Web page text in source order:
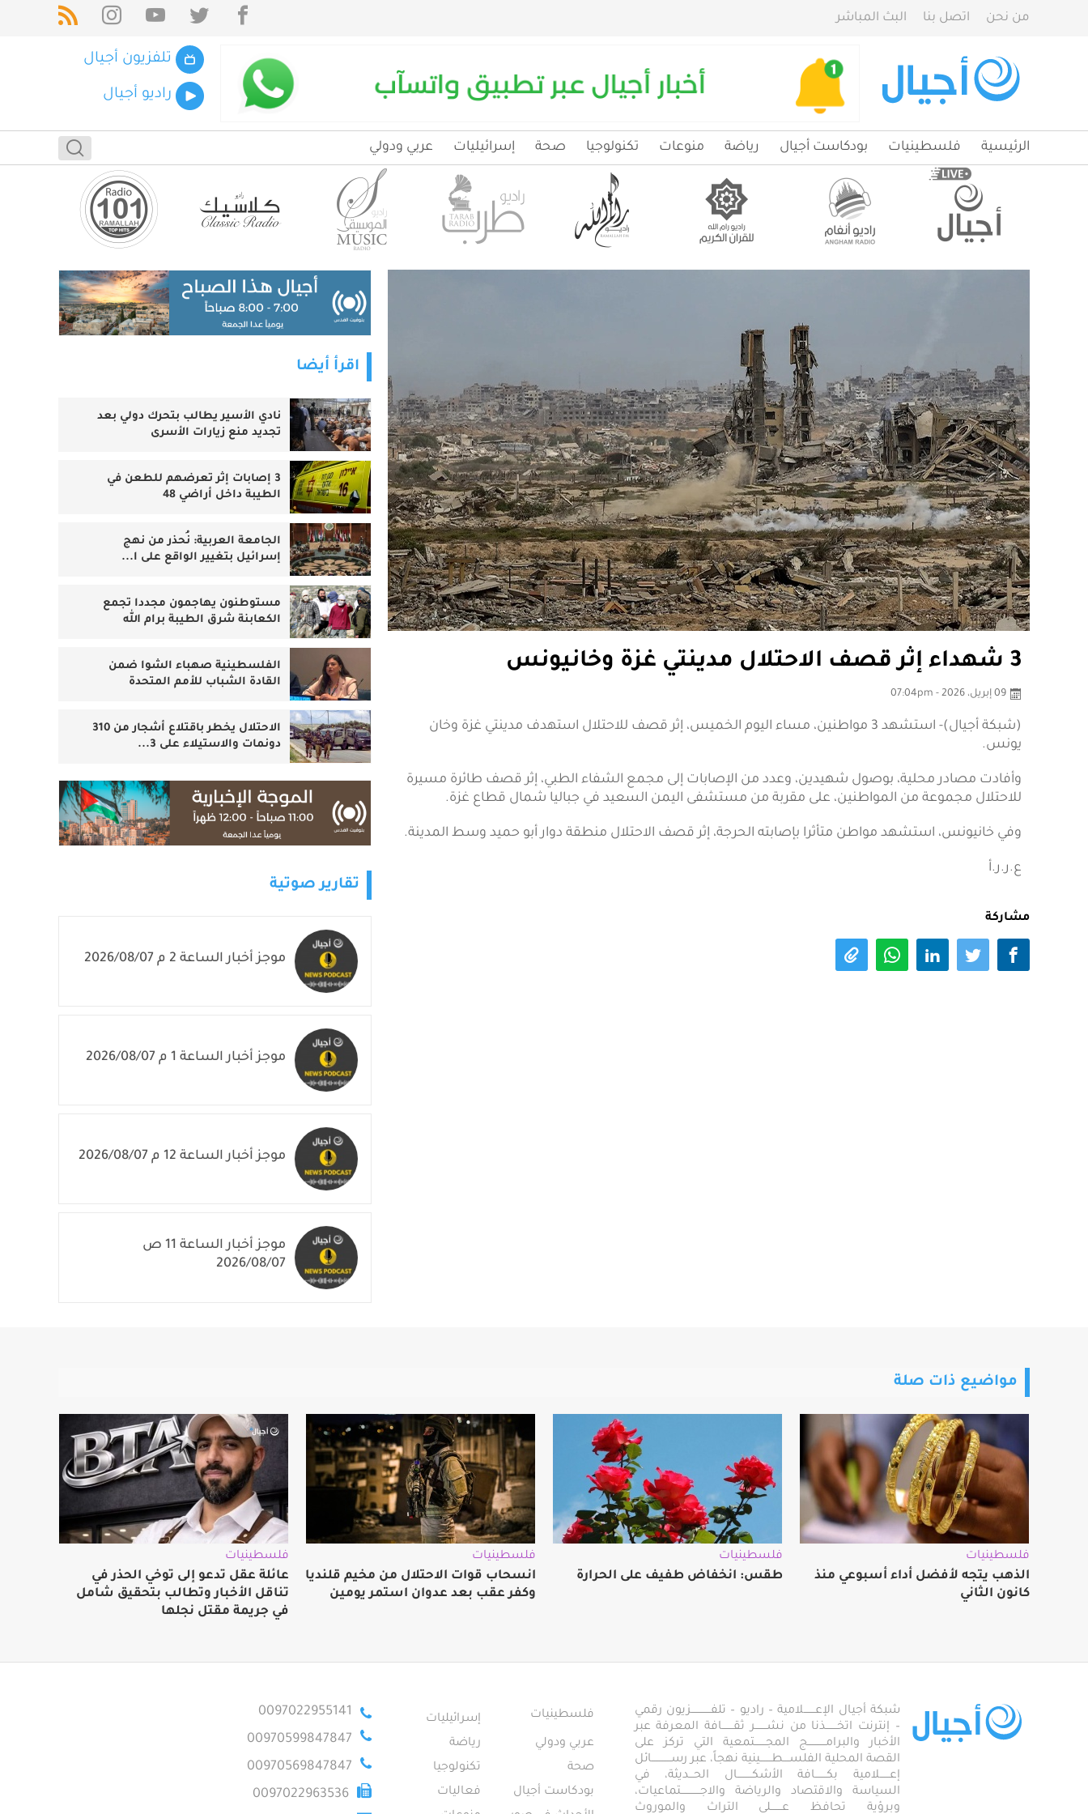
من نحن اتصل بنا البث المباشر
تلفزيون أجيال
راديو أجيال
الرئيسية فلسطينيات بودكاست أجيال رياضة منوعات تكنولوجيا صحة إسرائيليات عربي ودولي
3 شهداء إثر قصف الاحتلال مدينتي غزة وخانيونس
09 إبريل، 2026 - 07:04pm
(شبكة أجيال)- استشهد 3 مواطنين، مساء اليوم الخميس، إثر قصف للاحتلال استهدف مدينتي غزة وخان
يونس.
وأفادت مصادر محلية، بوصول شهيدين، وعدد من الإصابات إلى مجمع الشفاء الطبي، إثر قصف طائرة مسيرة
للاحتلال مجموعة من المواطنين، على مقربة من مستشفى اليمن السعيد في جباليا شمال قطاع غزة.
وفي خانيونس، استشهد مواطن متأثرا بإصابته الحرجة، إثر قصف الاحتلال منطقة دوار أبو حميد وسط المدينة.
ع.ر.ر.أ
مشاركة
اقرأ أيضا
نادي الأسير يطالب بتحرك دولي بعد
تجديد منع زيارات الأسرى
3 إصابات إثر تعرضهم للطعن في
الطيبة داخل أراضي 48
الجامعة العربية: نُحذر من نهج
إسرائيل بتغيير الواقع على ا...
مستوطنون يهاجمون مجددا تجمع
الكعابنة شرق الطيبة برام الله
الفلسطينية صهباء الشوا ضمن
القادة الشباب للأمم المتحدة
الاحتلال يخطر باقتلاع أشجار من 310
دونمات والاستيلاء على 3...
تقارير صوتية
موجز أخبار الساعة 2 م 2026/08/07
موجز أخبار الساعة 1 م 2026/08/07
موجز أخبار الساعة 12 م 2026/08/07
موجز أخبار الساعة 11 ص
2026/08/07
مواضيع ذات صلة
فلسطينيات
الذهب يتجه لأفضل أداء أسبوعي منذ
كانون الثاني
فلسطينيات
طقس: انخفاض طفيف على الحرارة
فلسطينيات
انسحاب قوات الاحتلال من مخيم قلنديا
وكفر عقب بعد عدوان استمر يومين
فلسطينيات
عائلة عقل تدعو إلى توخي الحذر في
تناقل الأخبار وتطالب بتحقيق شامل
في جريمة مقتل نجلها
شبكة أجيال الإعـــــــلامية – راديو – تلفــــــــــــزيون رقمي
– إنترنت اتخـــــــذنا من نشـــــــر ثقـــــــافة المعرفة عبر
الأخبار والبرامـــــــــــج المجـــــــتمعية التي تركز على
القصة المحلية الفلســــطـــــــينية نهجاً، عبر رســــــــــــائل
إعــــــلامية بكـــــــافة الأشكـــــــــال الحـــديثة، في
السياسة والاقتصاد والرياضة والاجــــــــــــتماعيات،
وبرؤية تحافظ عـــــــلى التراث والموروث
فلسطينيات
إسرائيليات
عربي ودولي
رياضة
صحة
تكنولوجيا
بودكاست أجيال
فعاليات
0097022955141
00970599847847
00970569847847
0097022963536